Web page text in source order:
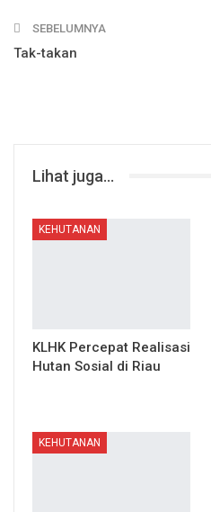
SEBELUMNYA
Tak-takan
Lihat juga...
KEHUTANAN
KLHK Percepat Realisasi
Hutan Sosial di Riau
KEHUTANAN